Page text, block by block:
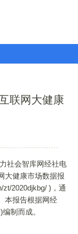
联网大健康
社会智库网经社电
大健康市场数据报
2020djkbg/ )，通
本报告根据网经
制而成。